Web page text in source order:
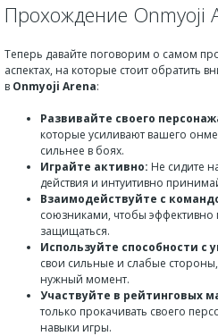
Прохождение Onmyoji
Теперь давайте поговорим о самом
аспектах, на которые стоит обратить
в Onmyoji Arena:
Развивайте своего
которые усиливают вашего
сильнее в боях.
Играйте активно: Не сидите
действия и интуитивно
Взаимодействуйте с
союзниками, чтобы эффективно
защищаться.
Используйте способности с
свои сильные и слабые
нужный момент.
Участвуйте в рейтинговых
только прокачивать своего
навыки игры.